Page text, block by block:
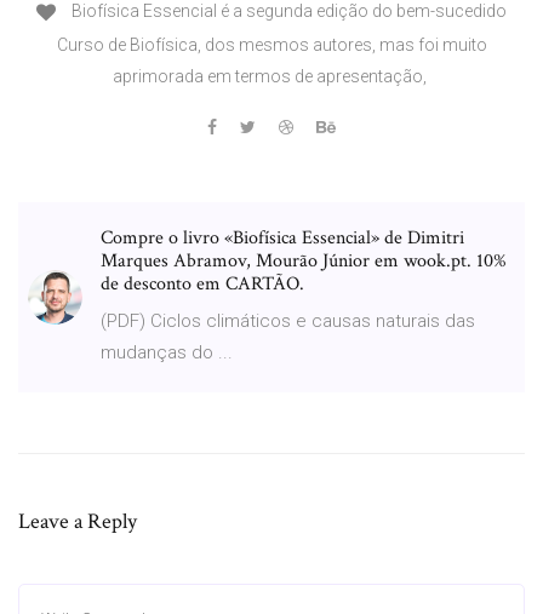
Biofísica Essencial é a segunda edição do bem-sucedido
Curso de Biofísica, dos mesmos autores, mas foi muito
aprimorada em termos de apresentação,
Compre o livro «Biofísica Essencial» de Dimitri
Marques Abramov, Mourão Júnior em wook.pt. 10%
de desconto em CARTÃO.
(PDF) Ciclos climáticos e causas naturais das
mudanças do ...
Leave a Reply